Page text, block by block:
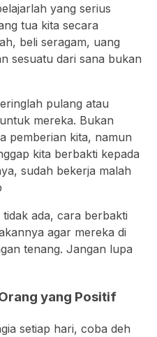
yang serius
tua kita secara
beli seragam, uang
sesuatu dari sana bukan
pulang atau
mereka. Bukan
pemberian kita, namun
kita berbakti kepada
sudah bekerja malah
ada, cara berbakti
agar mereka di
tenang. Jangan lupa
yang Positif
setiap hari, coba deh